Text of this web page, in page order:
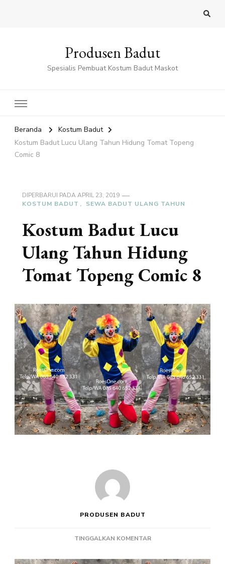
Produsen Badut
Spesialis Pembuat Kostum Badut Maskot
Beranda
Kostum Badut
Kostum Badut Lucu Ulang Tahun Hidung Tomat Topeng
Comic 8
DIPERBARUI PADAAPRIL 23, 2019
KOSTUM BADUT
SEWA BADUT ULANG TAHUN
Kostum Badut Lucu
Ulang Tahun Hidung
Tomat Topeng Comic 8
PRODUSEN BADUT
TINGGALKAN KOMENTARPADA
BADUT